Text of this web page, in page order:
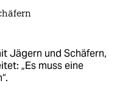
Jägern und Schäfern,
„Es muss eine